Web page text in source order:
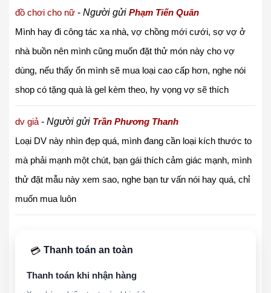
đồ chơi cho nữ - Người gửi Phạm Tiến Quân
Mình hay đi công tác xa nhà, vợ chồng mới cưới, sợ vợ ở
nhà buồn nên mình cũng muốn đặt thử món này cho vợ
dùng, nếu thấy ổn mình sẽ mua loại cao cấp hơn, nghe nói
shop có tặng quà là gel kèm theo, hy vọng vợ sẽ thích
dv giả - Người gửi Trần Phương Thanh
Loại DV này nhìn đẹp quá, mình đang cần loại kích thước to
mà phải mạnh một chút, bạn gái thích cảm giác mạnh, mình
thử đặt mẫu này xem sao, nghe bạn tư vấn nói hay quá, chỉ
muốn mua luôn
💳 Thanh toán an toàn
Thanh toán khi nhận hàng